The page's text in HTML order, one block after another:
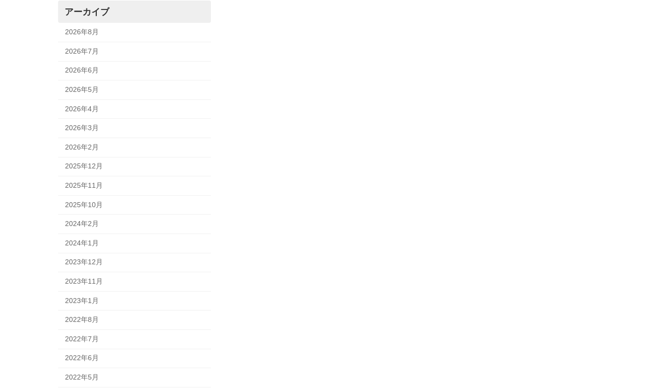
アーカイブ
2026年8月
2026年7月
2026年6月
2026年5月
2026年4月
2026年3月
2026年2月
2025年12月
2025年11月
2025年10月
2024年2月
2024年1月
2023年12月
2023年11月
2023年1月
2022年8月
2022年7月
2022年6月
2022年5月